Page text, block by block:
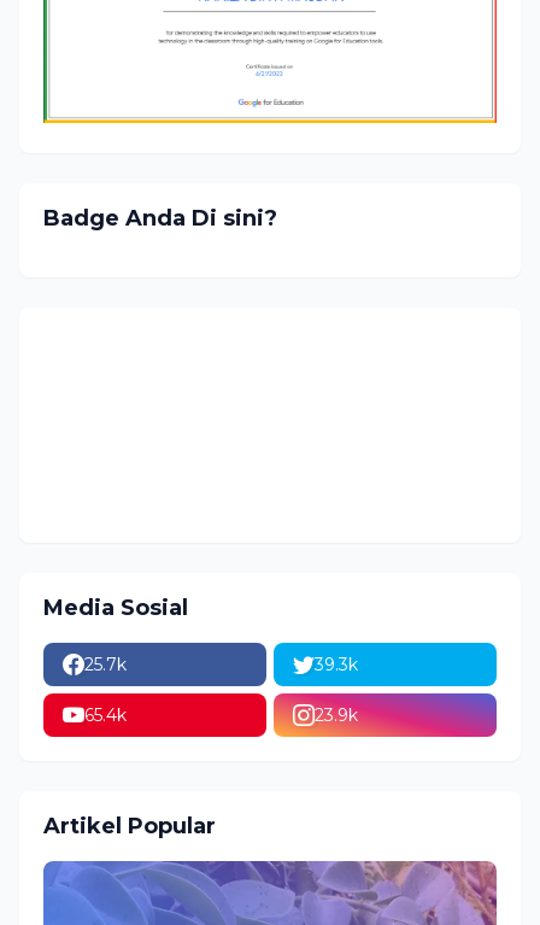
Badge Anda Di sini?
Media Sosial
25.7k 39.3k
65.4k 23.9k
Artikel Popular